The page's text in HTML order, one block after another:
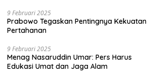
9 Februari 2025
Prabowo Tegaskan Pentingnya Kekuatan
Pertahanan
9 Februari 2025
Menag Nasaruddin Umar: Pers Harus
Edukasi Umat dan Jaga Alam